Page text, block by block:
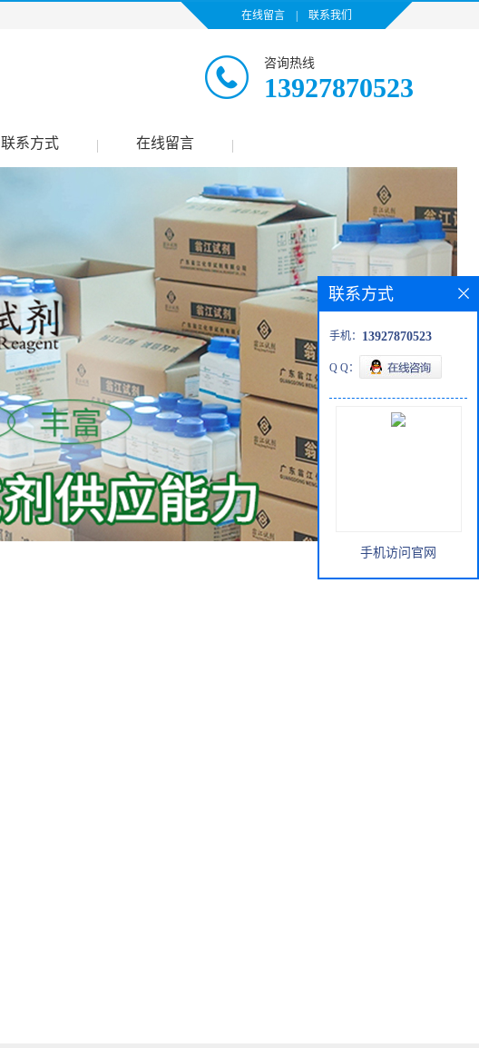
在线留言 联系我们
咨询热线
13927870523
联系方式 在线留言
联系方式
手机： 13927870523
Q Q：
手机访问官网